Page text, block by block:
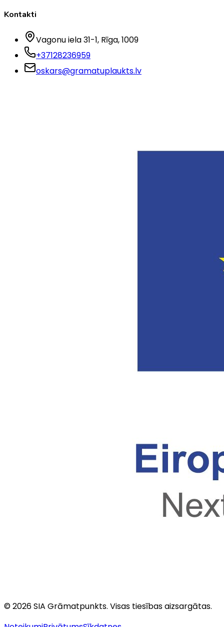
Kontakti
Vagonu iela 31-1, Rīga, 1009
+37128236959
oskars@gramatuplaukts.lv
©2026SIA Grāmatpunkts. Visas tiesības aizsargātas.